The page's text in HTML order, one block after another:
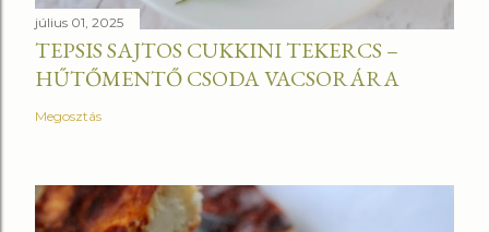
július 01, 2025
TEPSIS SAJTOS CUKKINI TEKERCS –
HŰTŐMENTŐ CSODA VACSORÁRA
Megosztás